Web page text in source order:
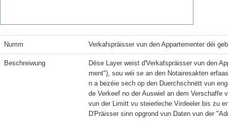
Numm Verkafspräisser vun den Appartementer déi
Beschreiwung
Dëse Layer weist d'Verkafspräisser vun den
ment"), sou wéi se an den Notairesakten
n a bezéie sech op den Duerchschnëtt vun
de Verkeef no der Auswiel an dem Verschaffe
vun der Limitt vu steierleche Virdeeler bis zu
D'Präisser sinn opgrond vun Daten vun der